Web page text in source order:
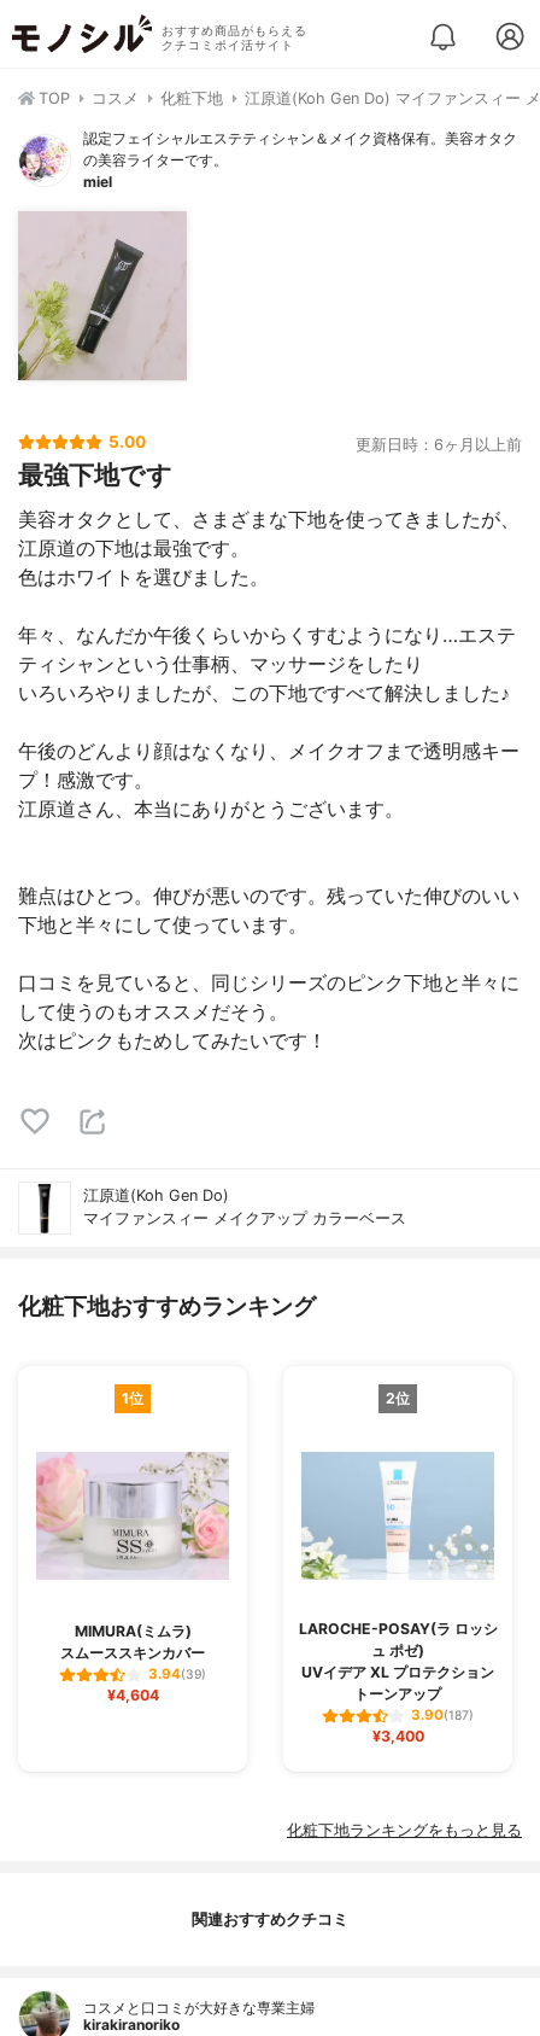
おすすめ商品がもらえる
クチコミポイ活サイト
TOP コスメ 化粧下地 江原道(Koh Gen Do) マイファンスィー
認定フェイシャルエステティシャン＆メイク資格保有。美容オタク
の美容ライターです。
miel
5.00 更新日時：6ヶ月以上前
最強下地です
美容オタクとして、さまざまな下地を使ってきましたが、
江原道の下地は最強です。
色はホワイトを選びました。
年々、なんだか午後くらいからくすむようになり…エステ
ティシャンという仕事柄、マッサージをしたり
いろいろやりましたが、この下地ですべて解決しました♪
午後のどんより顔はなくなり、メイクオフまで透明感キー
プ！感激です。
江原道さん、本当にありがとうございます。
難点はひとつ。伸びが悪いのです。残っていた伸びのいい
下地と半々にして使っています。
口コミを見ていると、同じシリーズのピンク下地と半々に
して使うのもオススメだそう。
次はピンクもためしてみたいです！
江原道(Koh Gen Do)
マイファンスィー メイクアップ カラーベース
化粧下地おすすめランキング
1位
MIMURA(ミムラ)
スムーススキンカバー
3.94(39)
¥4,604
2位
LAROCHE-POSAY(ラ ロッシ
ュ ポゼ)
UVイデア XL プロテクション
トーンアップ
3.90(187)
¥3,400
化粧下地ランキングをもっと見る
関連おすすめクチコミ
コスメと口コミが大好きな専業主婦
kirakiranoriko